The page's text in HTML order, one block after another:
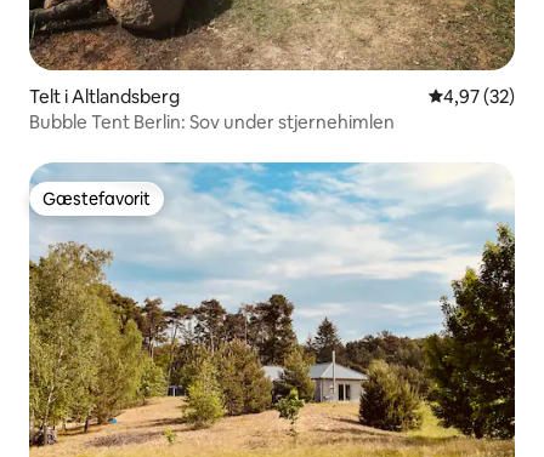
Telt i Altlandsberg 4,97 ud af 5 i
4,97 (32)
Bubble Tent Berlin: Sov under stjernehimlen
Gæstefavorit
Gæstefavorit